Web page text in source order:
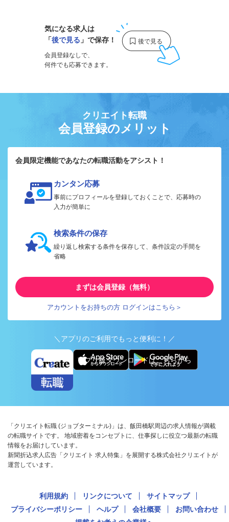
気になる求人は
「後で見る 」で保存！
会員登録なしで、
何件でも応募できます。
クリエイト転職
会員登録のメリット
会員限定機能であなたの転職活動をアシスト！
カンタン応募
事前にプロフィールを登録しておくことで、応募時の
入力が簡単に
検索条件の保存
繰り返し検索する条件を保存して、条件設定の手間を
省略
まずは会員登録（無料）
アカウントをお持ちの方 ログインはこちら＞
＼アプリのご利用でもっと便利に！／
アプリ版ダウンロードはこちらから
「クリエイト転職 (ジョブターミナル)」は、飯田橋駅周辺の求人情報が満載
の転職サイトです。 地域密着をコンセプトに、仕事探しに役立つ最新の転職
情報をお届けしています。
新聞折込求人広告「クリエイト 求人特集」を展開する株式会社クリエイトが
運営しています。
利用規約 リンクについて
サイトマップ
プライバシーポリシー
ヘルプ 会社概要
お問い合わせ